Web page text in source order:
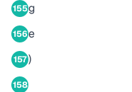
155g
156e
157)
158